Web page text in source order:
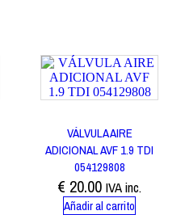
VÁLVULA AIRE
ADICIONAL AVF 1.9 TDI
054129808
€ 20.00 IVA inc.
Añadir al carrito